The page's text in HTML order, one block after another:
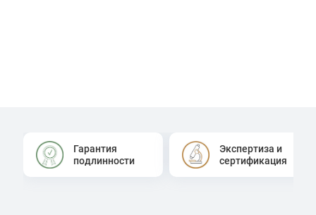
Гарантия
подлинности
Экспертиза и
сертификация